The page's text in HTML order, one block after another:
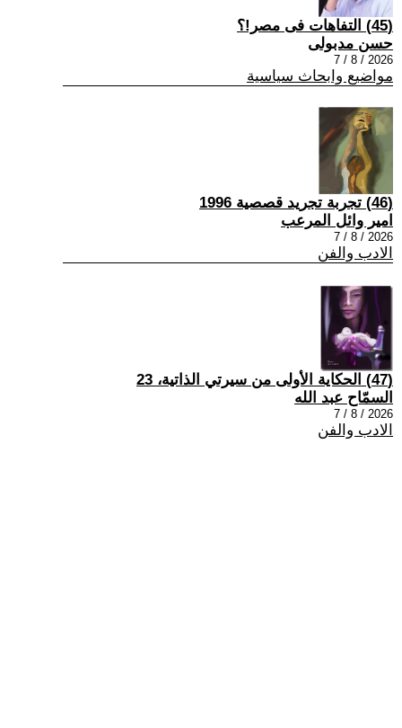
(45) التفاهات فى مصر!؟
حسن مدبولى
2026 / 8 / 7
مواضيع وابحاث سياسية
(46) تجربة تجريد قصصية 1996
امير وائل المرعب
2026 / 8 / 7
الادب والفن
(47) الحكاية الأولى من سيرتي الذاتية، 23
السمّاح عبد الله
2026 / 8 / 7
الادب والفن